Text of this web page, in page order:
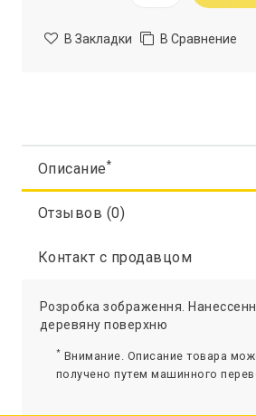
В Закладки В Сравнение
Описание*
Отзывов (0)
Контакт с продавцом
Розробка зображення.
деревяну поверхню
* Внимание. Описание товара
получено путем машинного